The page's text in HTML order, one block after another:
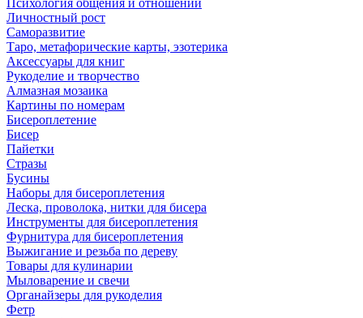
Психология общения и отношений
Личностный рост
Саморазвитие
Таро, метафорические карты, эзотерика
Аксессуары для книг
Рукоделие и творчество
Алмазная мозаика
Картины по номерам
Бисероплетение
Бисер
Пайетки
Стразы
Бусины
Наборы для бисероплетения
Леска, проволока, нитки для бисера
Инструменты для бисероплетения
Фурнитура для бисероплетения
Выжигание и резьба по дереву
Товары для кулинарии
Мыловарение и свечи
Органайзеры для рукоделия
Фетр